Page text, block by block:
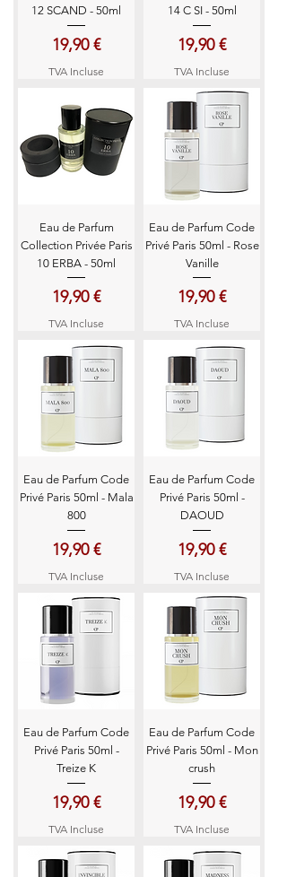
12 SCAND - 50ml
Prix
19,90 €
TVA Incluse
14 C SI - 50ml
Prix
19,90 €
TVA Incluse
Eau de Parfum
Collection Privée Paris
10 ERBA - 50ml
Prix
19,90 €
TVA Incluse
Eau de Parfum Code
Privé Paris 50ml - Rose
Vanille
Prix
19,90 €
TVA Incluse
Eau de Parfum Code
Privé Paris 50ml - Mala
800
Prix
19,90 €
TVA Incluse
Eau de Parfum Code
Privé Paris 50ml -
DAOUD
Prix
19,90 €
TVA Incluse
Eau de Parfum Code
Privé Paris 50ml -
Treize K
Prix
19,90 €
TVA Incluse
Eau de Parfum Code
Privé Paris 50ml - Mon
crush
Prix
19,90 €
TVA Incluse